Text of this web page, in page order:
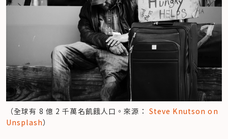
（全球有 8 億 2 千萬名飢餓人口。來源： Steve Knutson on
Unsplash）